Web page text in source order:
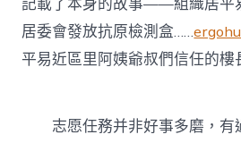
居委會發放抗原檢測盒……
平易近區里阿姨爺叔們信任的樓
志愿任務并非好事多磨，有